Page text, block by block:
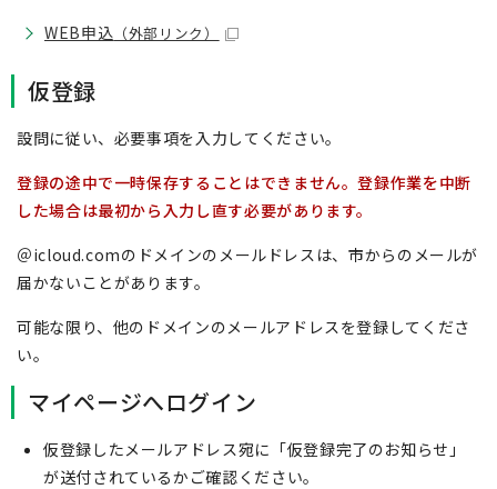
WEB申込 （外部リンク）
仮登録
設問に従い、必要事項を入力してください。
登録の途中で一時保存することはできません。登録作業を中断
した場合は最初から入力し直す必要があります。
＠icloud.comのドメインのメールドレスは、市からのメールが
届かないことがあります。
可能な限り、他のドメインのメールアドレスを登録してくださ
い。
マイページへログイン
仮登録したメールアドレス宛に「仮登録完了のお知らせ」
が送付されているかご確認ください。